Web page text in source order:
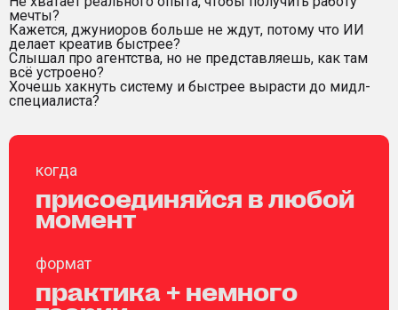
мечты?
Кажется, джуниоров больше не ждут, потому что ИИ
делает креатив быстрее?
Слышал про агентства, но не представляешь, как там
всё устроено?
Хочешь хакнуть систему и быстрее вырасти до мидл-
специалиста?
когда
присоединяйся в любой
момент
формат
практика + немного